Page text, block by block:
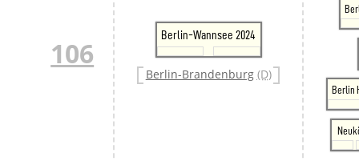
106
Berlin-Wannsee 2024
Berlin-Brandenburg (D)
Berlin